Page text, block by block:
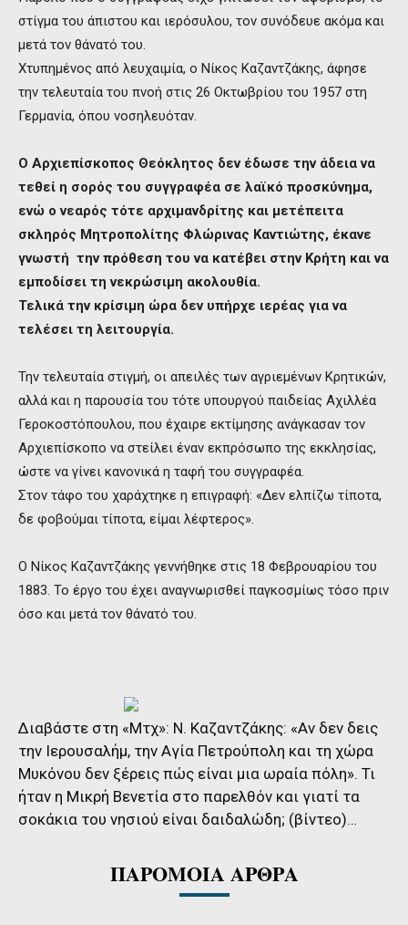
στίγμα του άπιστου και ιερόσυλου, τον συνόδευε ακόμα και
μετά τον θάνατό του.
Χτυπημένος από λευχαιμία, ο Νίκος Καζαντζάκης, άφησε
την τελευταία του πνοή στις 26 Οκτωβρίου του 1957 στη
Γερμανία, όπου νοσηλευόταν.
Ο Αρχιεπίσκοπος Θεόκλητος δεν έδωσε την άδεια να
τεθεί η σορός του συγγραφέα σε λαϊκό προσκύνημα,
ενώ ο νεαρός τότε αρχιμανδρίτης και μετέπειτα
σκληρός Μητροπολίτης Φλώρινας Καντιώτης, έκανε
γνωστή την πρόθεση του να κατέβει στην Κρήτη και να
εμποδίσει τη νεκρώσιμη ακολουθία.
Τελικά την κρίσιμη ώρα δεν υπήρχε ιερέας για να
τελέσει τη λειτουργία.
Την τελευταία στιγμή, οι απειλές των αγριεμένων Κρητικών,
αλλά και η παρουσία του τότε υπουργού παιδείας Αχιλλέα
Γεροκοστόπουλου, που έχαιρε εκτίμησης ανάγκασαν τον
Αρχιεπίσκοπο να στείλει έναν εκπρόσωπο της εκκλησίας,
ώστε να γίνει κανονικά η ταφή του συγγραφέα.
Στον τάφο του χαράχτηκε η επιγραφή: «Δεν ελπίζω τίποτα,
δε φοβούμαι τίποτα, είμαι λέφτερος».
Ο Νίκος Καζαντζάκης γεννήθηκε στις 18 Φεβρουαρίου του
1883. Το έργο του έχει αναγνωρισθεί παγκοσμίως τόσο πριν
όσο και μετά τον θάνατό του.
Διαβάστε στη «Μτχ»: Ν. Καζαντζάκης: «Αν δεν δεις
την Ιερουσαλήμ, την Αγία Πετρούπολη και τη χώρα
Μυκόνου δεν ξέρεις πώς είναι μια ωραία πόλη». Τι
ήταν η Μικρή Βενετία στο παρελθόν και γιατί τα
σοκάκια του νησιού είναι δαιδαλώδη; (βίντεο)…
ΠΑΡΟΜΟΙΑ ΑΡΘΡΑ